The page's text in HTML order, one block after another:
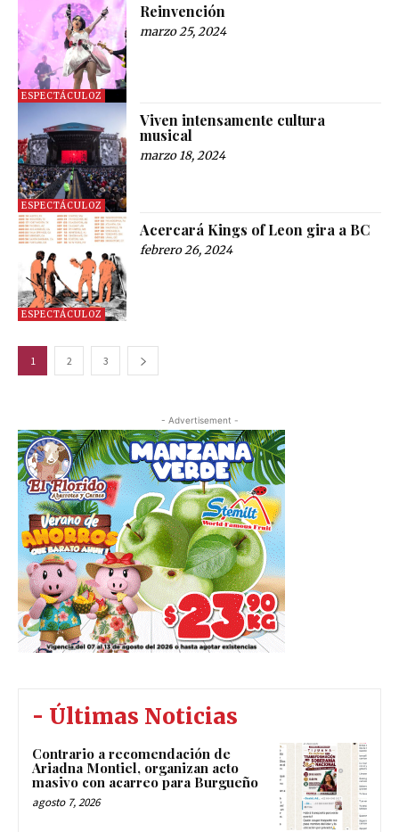
ESPECTÁCULOZ
Reinvención
marzo 25, 2024
ESPECTÁCULOZ
Viven intensamente cultura
musical
marzo 18, 2024
ESPECTÁCULOZ
Acercará Kings of Leon gira a BC
febrero 26, 2024
1 2 3
- Advertisement -
- Últimas Noticias
Contrario a recomendación de
Ariadna Montiel, organizan acto
masivo con acarreo para Burgueño
agosto 7, 2026